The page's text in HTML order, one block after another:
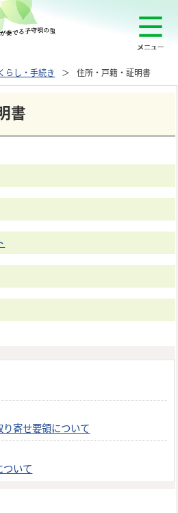
らし・手続き 住所・戸籍・証明書
書
寄せ要領について
ついて